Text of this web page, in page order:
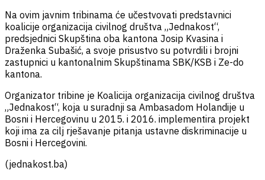
Na ovim javnim tribinama će učestvovati predstavnici
koalicije organizacija civilnog društva „Jednakost“,
predsjednici Skupština oba kantona Josip Kvasina i
Draženka Subašić, a svoje prisustvo su potvrdili i brojni
zastupnici u kantonalnim Skupštinama SBK/KSB i Ze-do
kantona.
Organizator tribine je Koalicija organizacija civilnog društva
„Jednakost“, koja u suradnji sa Ambasadom Holandije u
Bosni i Hercegovinu u 2015. i 2016. implementira projekt
koji ima za cilj rješavanje pitanja ustavne diskriminacije u
Bosni i Hercegovini.
(jednakost.ba)